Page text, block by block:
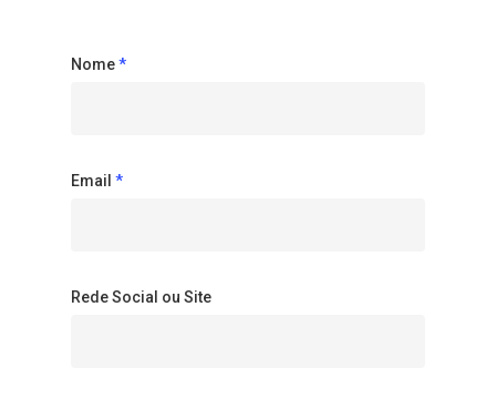
Nome*
Email *
Rede Social ou Site